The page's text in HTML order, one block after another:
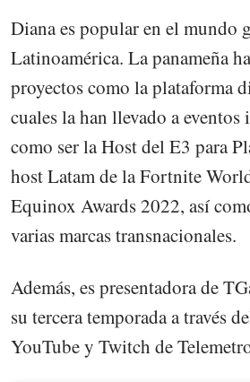
Diana es popular en el mundo
Latinoamérica. La panameña
proyectos como la plataforma
cuales la han llevado a eventos
como ser la Host del E3 para
host Latam de la Fortnite
Equinox Awards 2022, así
varias marcas transnacionales.
Además, es presentadora de
su tercera temporada a través
YouTube y Twitch de